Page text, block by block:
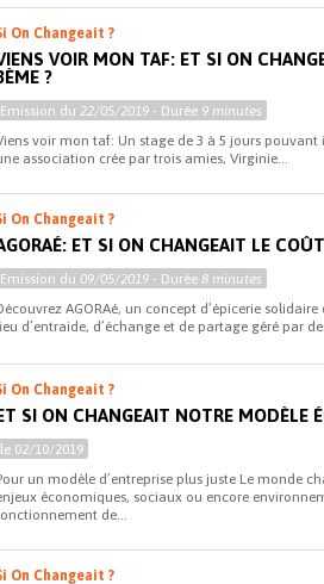
On Changeait ?
VOIR MON TAF: ET SI ON
?
Emission du22/05/2019 - Durée 9 minutes
voir mon taf: Un stage de 3 à 5 jours
association crée par trois amies, Virginie...
On Changeait ?
ET SI ON CHANGEAIT LE
Emission du 09/05/2019 - Durée 8 minutes
AGORAé, un concept d’épicerie
d’entraide, d’échange et de partage géré par
On Changeait ?
ET SI ON CHANGEAIT NOTRE MODÈLE
le 02/10/2019
un modèle d’entreprise plus juste Le monde
économiques, sociaux ou encore
de...
On Changeait ?